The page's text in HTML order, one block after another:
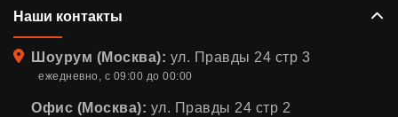
Наши контакты
Адрес
Шоурум (Москва): ул. Правды 24 стр 3
ежедневно, с 09:00 до 00:00
Офис (Москва): ул. Правды 24 стр 2